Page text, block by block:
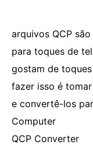
arquivos QCP
para toques de
gostam de
fazer isso é
e convertê-los
Computer
QCP Converter